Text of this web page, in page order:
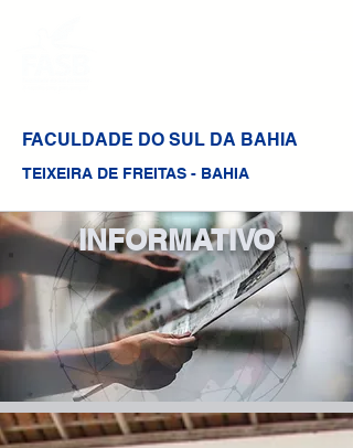
FACULDADE DO SUL DA BAHIA
TEIXEIRA DE FREITAS - BAHIA
INFORMATIVO